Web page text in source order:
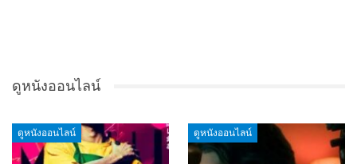
ดูหนังออนไลน์
ดูหนังออนไลน์ ดูหนังออนไลน์